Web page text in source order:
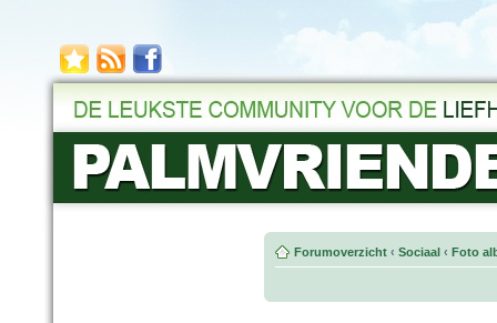
Forumoverzicht ‹ Sociaal ‹ Foto